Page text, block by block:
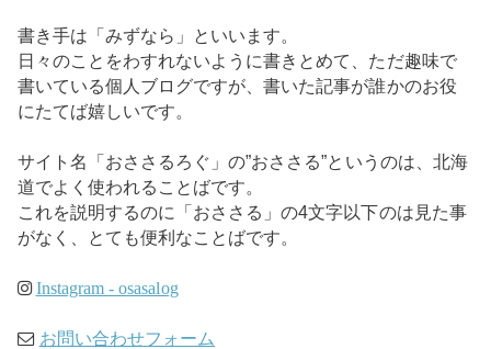
書き手は「みずなら」といいます。
日々のことをわすれないように書きとめて、ただ趣味で
書いている個人ブログですが、書いた記事が誰かのお役
にたてば嬉しいです。
サイト名「おささるろぐ」の”おささる”というのは、北海
道でよく使われることばです。
これを説明するのに「おささる」の4文字以下のは見た事
がなく、とても便利なことばです。
Instagram - osasalog
お問い合わせフォーム